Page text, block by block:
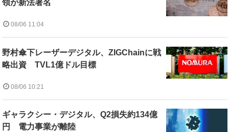
領が新法署名
08/06 11:04
野村傘下レーザーデジタル、ZIGChainに戦
略出資 TVL1億ドル目標
08/06 10:21
ギャラクシー・デジタル、Q2損失約134億
円 電力事業が離陸